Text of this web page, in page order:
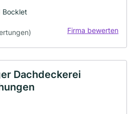
Bocklet
Firma bewerten
Dachdeckerei